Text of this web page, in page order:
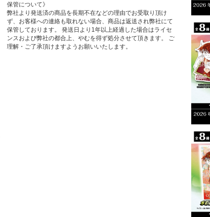
保管について》
弊社より発送済の商品を長期不在などの理由でお受取り頂け
ず、お客様への連絡も取れない場合、商品は返送され弊社にて
保管しております。 発送日より1年以上経過した場合はライセ
ンスおよび弊社の都合上、やむを得ず処分させて頂きます。 ご
理解・ご了承頂けますようお願いいたします。